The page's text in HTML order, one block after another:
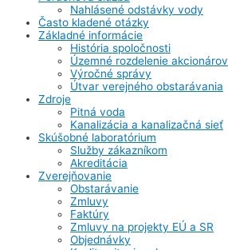
Nahlásené odstávky vody
Často kladené otázky
Základné informácie
História spoločnosti
Územné rozdelenie akcionárov
Výročné správy
Útvar verejného obstarávania
Zdroje
Pitná voda
Kanalizácia a kanalizačná sieť
Skúšobné laboratórium
Služby zákazníkom
Akreditácia
Zverejňovanie
Obstarávanie
Zmluvy
Faktúry
Zmluvy na projekty EÚ a SR
Objednávky